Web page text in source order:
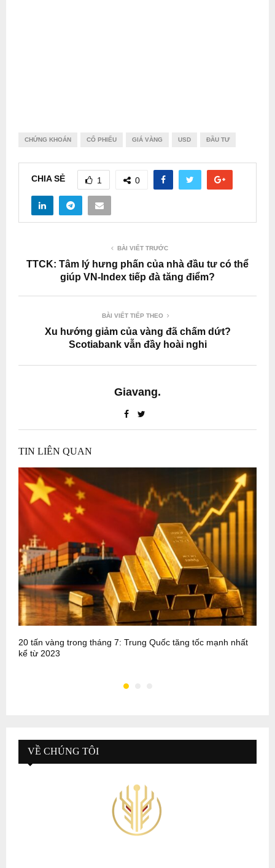
CHỨNG KHOÁN CỔ PHIẾU GIÁ VÀNG USD ĐẦU TƯ
CHIA SẺ 1 0
BÀI VIẾT TRƯỚC
TTCK: Tâm lý hưng phấn của nhà đầu tư có thể
giúp VN-Index tiếp đà tăng điểm?
BÀI VIẾT TIẾP THEO
Xu hướng giảm của vàng đã chấm dứt?
Scotiabank vẫn đầy hoài nghi
Giavang.
TIN LIÊN QUAN
20 tấn vàng trong tháng 7: Trung Quốc tăng tốc mạnh nhất
kể từ 2023
VỀ CHÚNG TÔI